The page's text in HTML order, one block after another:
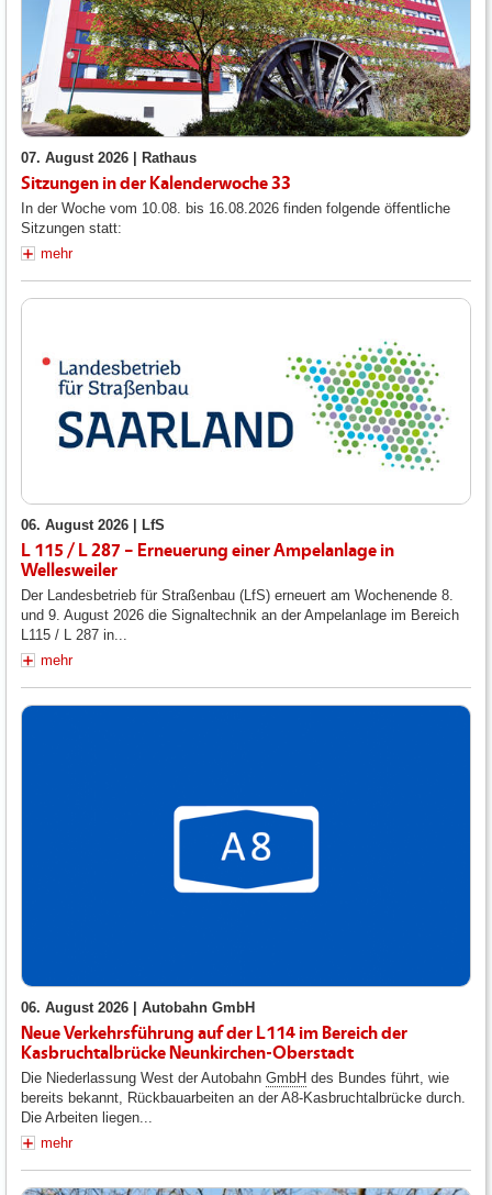
07. August 2026 | Rathaus
Sitzungen in der Kalenderwoche 33
In der Woche vom 10.08. bis 16.08.2026 finden folgende öffentliche
Sitzungen statt:
mehr
06. August 2026 | LfS
L 115 / L 287 – Erneuerung einer Ampelanlage in
Wellesweiler
Der Landesbetrieb für Straßenbau (LfS) erneuert am Wochenende 8.
und 9. August 2026 die Signaltechnik an der Ampelanlage im Bereich
L115 / L 287 in...
mehr
06. August 2026 | Autobahn GmbH
Neue Verkehrsführung auf der L114 im Bereich der
Kasbruchtalbrücke Neunkirchen-Oberstadt
Die Niederlassung West der Autobahn GmbH des Bundes führt, wie
bereits bekannt, Rückbauarbeiten an der A8-Kasbruchtalbrücke durch.
Die Arbeiten liegen...
mehr